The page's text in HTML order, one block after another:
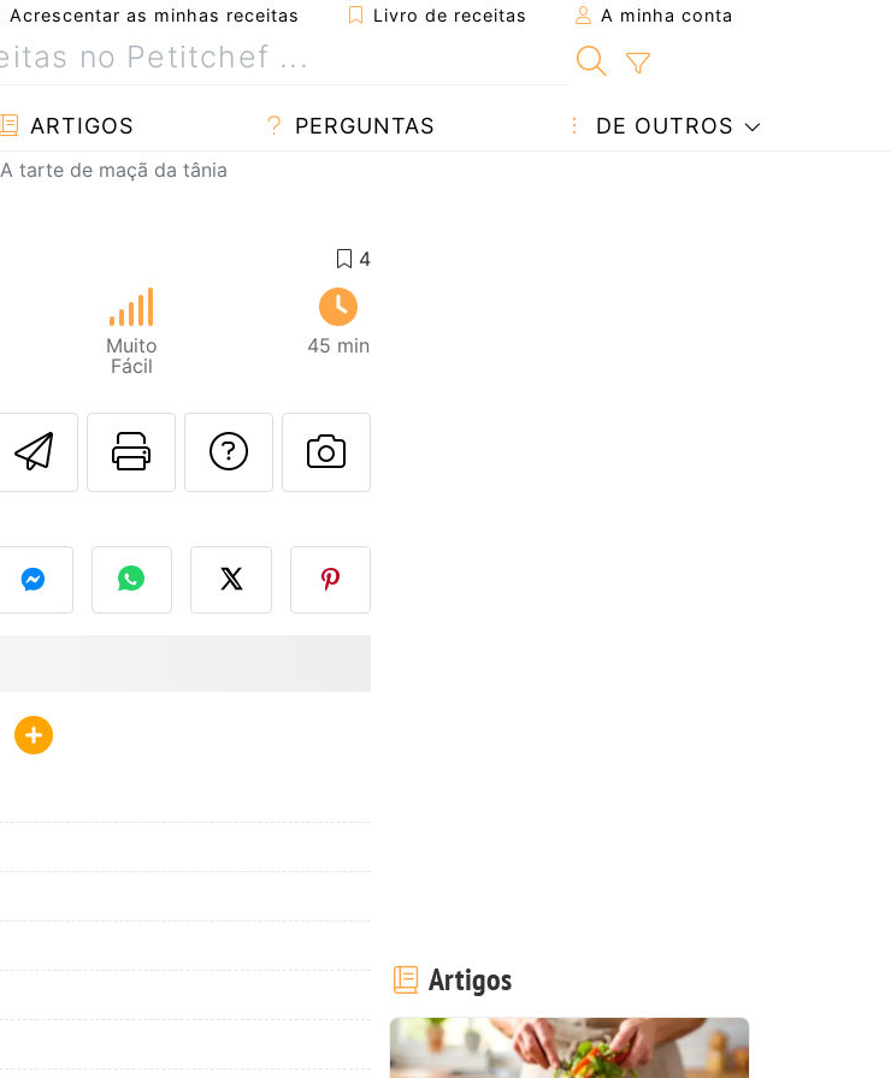
Acrescentar as minhas receitas Livro de receitas A minha conta
ARTIGOS PERGUNTAS DE OUTROS
A tarte de maçã da tânia
Muito
Fácil
45 min
Enviar esta receita a um amigo
Imprima esta página
Falar com o autor da receita
Fez esta receita? Compartilhe
Artigos